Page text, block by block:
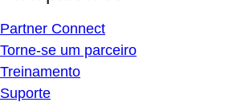
Partner Connect
Torne-se um parceiro
Treinamento
Suporte